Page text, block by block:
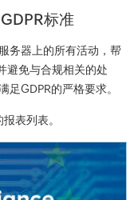
标准
务器上的所有活动，帮
避免与合规相关的处
GDPR的严格要求。
表列表。